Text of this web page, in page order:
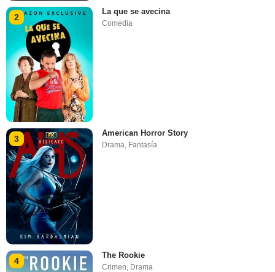
2
La que se avecina
Comedia
3
American Horror Story
Drama, Fantasía
4
The Rookie
Crimen Drama